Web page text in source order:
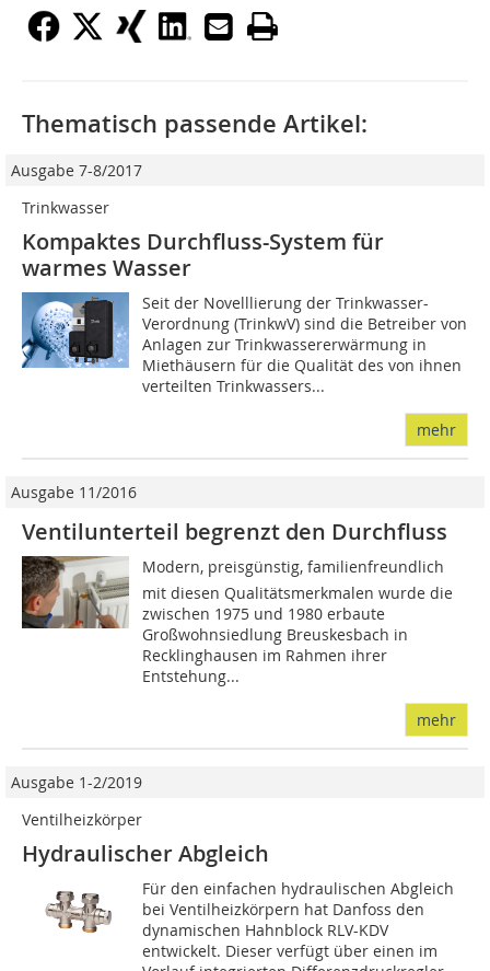
Thematisch passende Artikel:
Ausgabe 7-8/2017
Trinkwasser
Kompaktes Durchfluss-System für
warmes Wasser
Seit der Novelllierung der Trinkwasser-
Verordnung (TrinkwV) sind die Betreiber von
Anlagen zur Trinkwassererwärmung in
Miethäusern für die Qualität des von ihnen
verteilten Trinkwassers...
mehr
Ausgabe 11/2016
Ventilunterteil begrenzt den Durchfluss
Modern, preisgünstig, familienfreundlich 
mit diesen Qualitätsmerkmalen wurde die
zwischen 1975 und 1980 erbaute
Großwohnsiedlung Breuskesbach in
Recklinghausen im Rahmen ihrer
Entstehung...
mehr
Ausgabe 1-2/2019
Ventilheizkörper
Hydraulischer Abgleich
Für den einfachen hydraulischen Abgleich
bei Ventilheizkörpern hat Danfoss den
dynamischen Hahnblock RLV-KDV
entwickelt. Dieser verfügt über einen im